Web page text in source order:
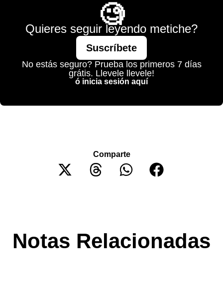
🧐
Quieres seguir leyendo metiche?
Suscríbete
No estás seguro? Prueba los primeros 7 días
grátis. Llevele llevele!
ó inicia sesión aquí
Comparte
Notas Relacionadas